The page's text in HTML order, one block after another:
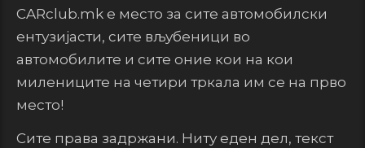
CARclub.mk е место за сите автомобилски
ентузијасти, сите вљубеници во
автомобилите и сите оние кои на кои
милениците на четири тркала им се на прво
место!
Сите права задржани. Ниту еден дел, текст